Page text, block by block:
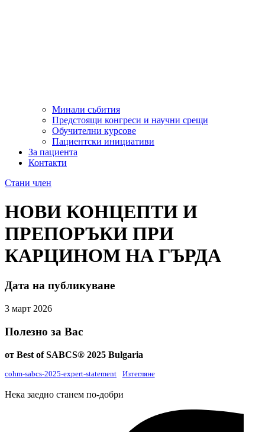
Минали събития
Предстоящи конгреси и научни срещи
Обучителни курсове
Пациентски инициативи
За пациента
Контакти
Стани член
НОВИ КОНЦЕПТИ И
ПРЕПОРЪКИ ПРИ
КАРЦИНОМ НА ГЪРДА
Дата на публикуване
3 март 2026
Полезно за Вас
от Best of SABCS® 2025 Bulgaria
cohm-sabcs-2025-expert-statement Изтегляне
Нека заедно станем по-добри